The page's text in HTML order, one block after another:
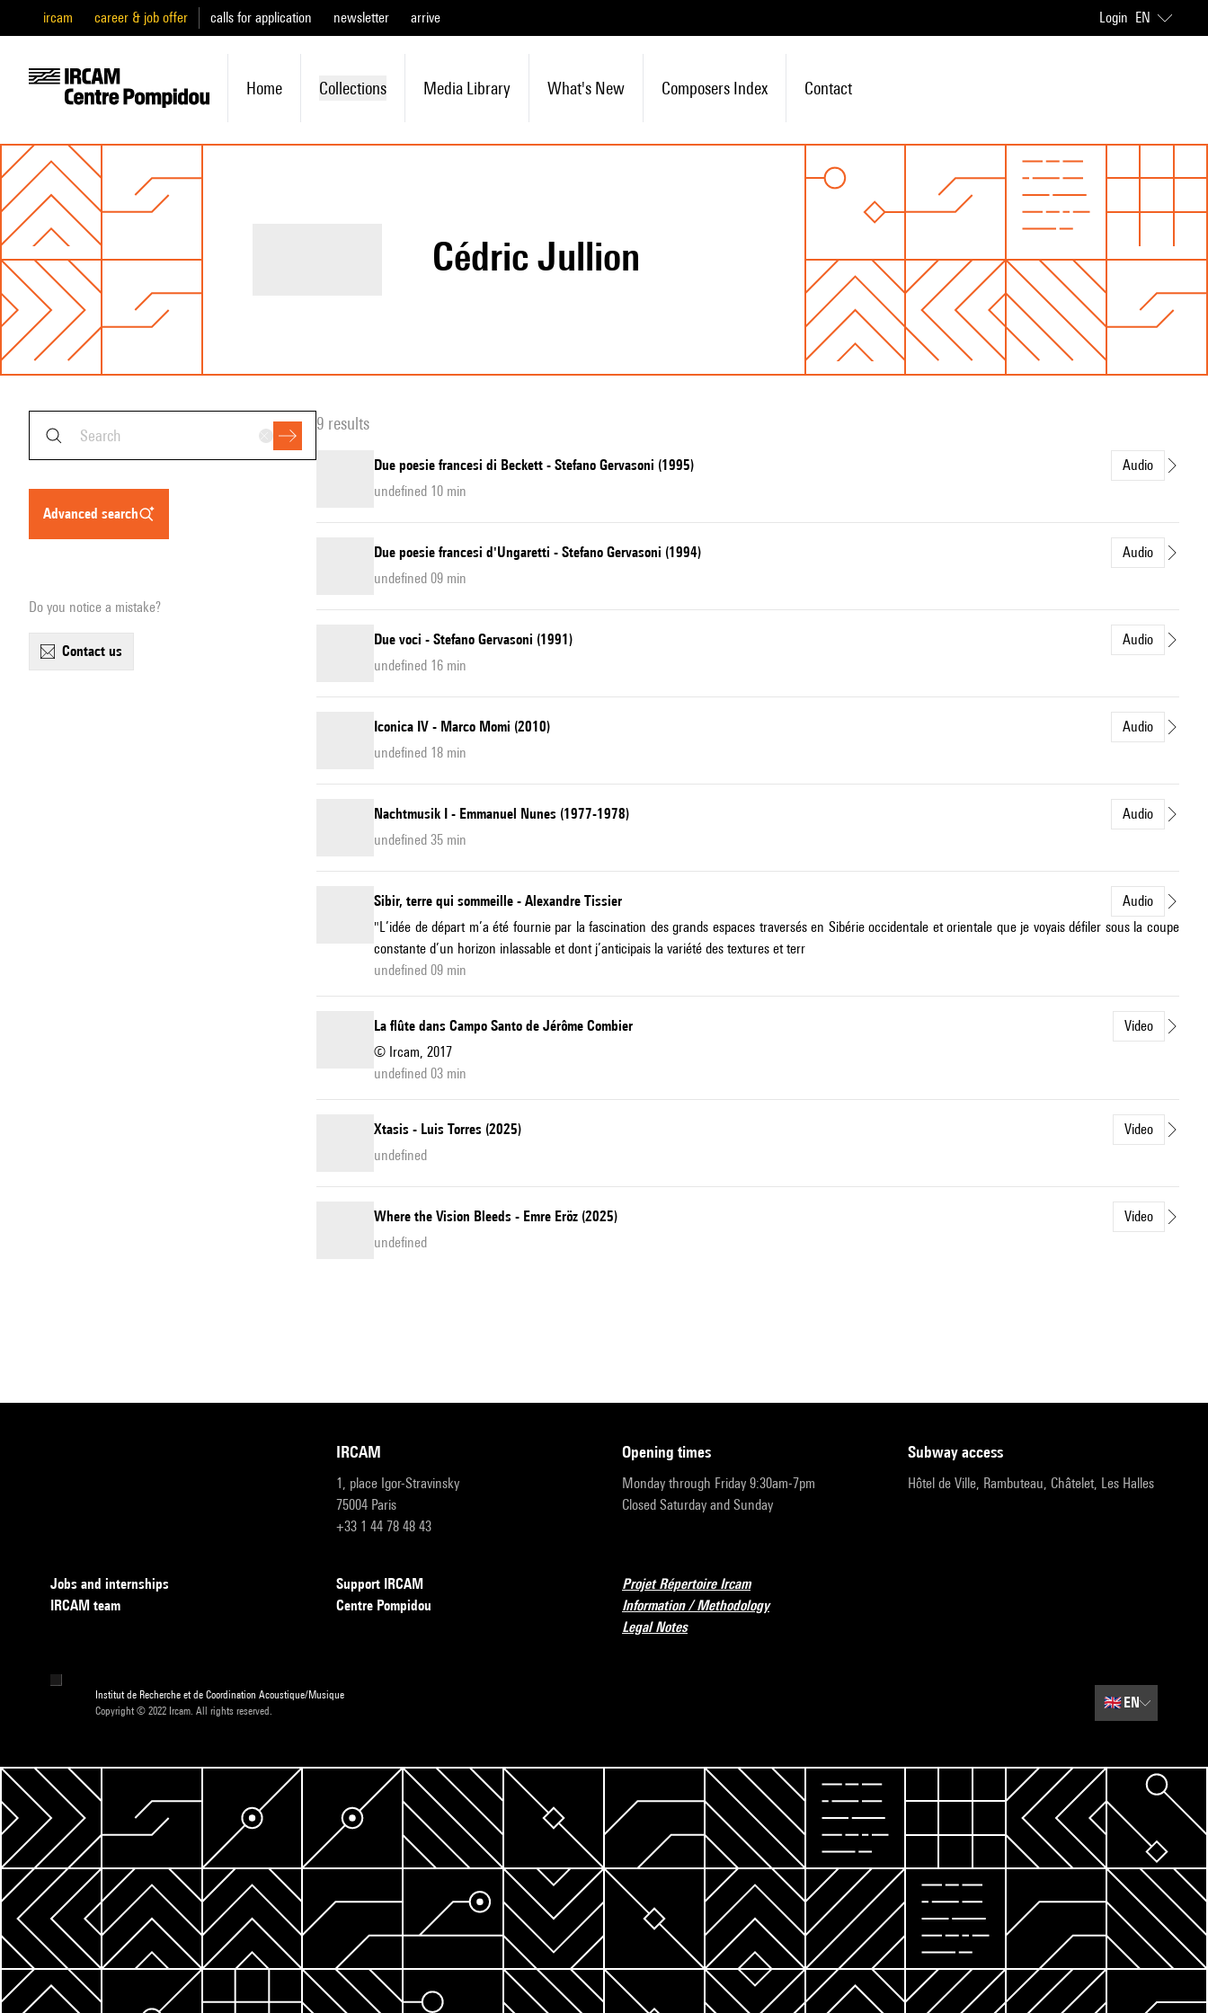
ircam career & job offer calls for application newsletter arrive Login EN
Home Collections Media Library What's New Composers Index Contact
Cédric Jullion
advanced search
Do you notice a mistake?
contact us
9 results
Due poesie francesi di Beckett - Stefano Gervasoni (1995)
Audio
undefined 10 min
Due poesie francesi d'Ungaretti - Stefano Gervasoni (1994)
Audio
undefined 09 min
Due voci - Stefano Gervasoni (1991)
Audio
undefined 16 min
Iconica IV - Marco Momi (2010)
Audio
undefined 18 min
Nachtmusik I - Emmanuel Nunes (1977-1978)
Audio
undefined 35 min
Sibir, terre qui sommeille - Alexandre Tissier
Audio
"L’idée de départ m’a été fournie par la fascination des grands espaces traversés en Sibérie occidentale et orientale que je voyais défiler sous la coupe
constante d’un horizon inlassable et dont j’anticipais la variété des textures et terr
undefined 09 min
La flûte dans Campo Santo de Jérôme Combier
Video
© Ircam, 2017
undefined 03 min
Xtasis - Luis Torres (2025)
Video
undefined
Where the Vision Bleeds - Emre Eröz (2025)
Video
undefined
IRCAM
1, place Igor-Stravinsky
75004 Paris
+33 1 44 78 48 43
opening times
Monday through Friday 9:30am-7pm
Closed Saturday and Sunday
subway access
Hôtel de Ville, Rambuteau, Châtelet, Les Halles
Jobs and internships
IRCAM team
Support IRCAM
Centre Pompidou
Projet Répertoire Ircam
Information / Methodology
Legal Notes
Institut de Recherche et de Coordination Acoustique/Musique
Copyright © 2022 Ircam. All rights reserved.
🇬🇧EN